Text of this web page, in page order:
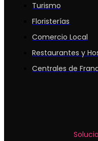
Turismo
Floristerías
Comercio Local
Restaurantes y
Centrales de